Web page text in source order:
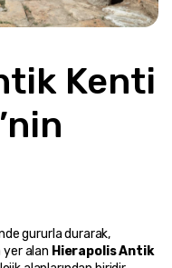
Kenti
yer alan Hierapolis Antik